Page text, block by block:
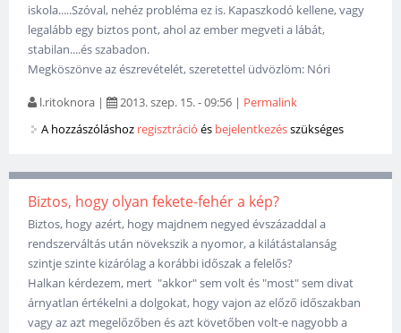
iskola.....Szóval, nehéz probléma ez is. Kapaszkodó kellene, vagy
legalább egy biztos pont, ahol az ember megveti a lábát,
stabilan....és szabadon.
Megköszönve az észrevételét, szeretettel üdvözlöm: Nóri
l.ritoknora | 2013. szep. 15. - 09:56 | Permalink
A hozzászóláshoz regisztráció és bejelentkezésszükséges
Biztos, hogy olyan fekete-fehér a kép?
Biztos, hogy azért, hogy majdnem negyed évszázaddal a
rendszerváltás után növekszik a nyomor, a kilátástalanság
szintje szinte kizárólag a korábbi időszak a felelős?
Halkan kérdezem, mert "akkor" sem volt és "most" sem divat
árnyatlan értékelni a dolgokat, hogy vajon az előző időszakban
vagy az azt megelőzőben és azt követőben volt-e nagyobb a